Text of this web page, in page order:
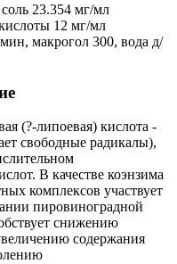
23.354 мг/мл
12 мг/мл
макрогол 300, вода д/
(?-липоевая) кислота -
свободные радикалы),
В качестве коэнзима
комплексов участвует
пировиноградной
снижению
содержания